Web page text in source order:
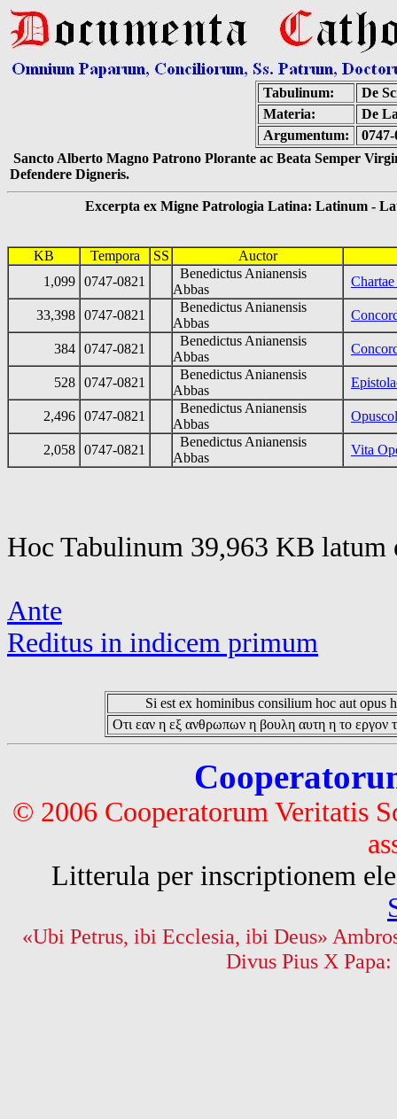
Tabulinum:
De
Materia:
De
Argumentum:
Sancto Alberto Magno Patrono Plorante ac Beata Semper
Defendere Digneris.
Excerpta ex Migne Patrologia Latina: Latinum -
KB Tempora SS
Auctor
1,099 0747-0821
Benedictus Anianensis
Abbas
33,398 0747-0821
Benedictus Anianensis
Abbas
384 0747-0821
Benedictus Anianensis
Abbas
528 0747-0821
Benedictus Anianensis
Abbas
2,496 0747-0821
Benedictus Anianensis
Abbas
2,058 0747-0821
Benedictus Anianensis
Abbas
Vita
Hoc Tabulinum 39,963 KB latum
Ante
Reditus in indicem primum
Si est ex hominibus consilium hoc aut opus
Οτι εαν η εξ ανθρωπων η βουλη αυτη η το εργον
© 2006 Cooperatorum Veritatis
Litterula per inscriptionem
«Ubi Petrus, ibi Ecclesia, ibi Deus»
Divus Pius X Papa: